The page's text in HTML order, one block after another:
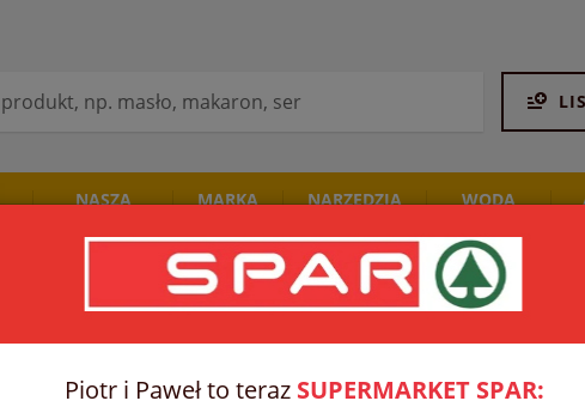
NASZA MARKA NARZĘDZIA WODA
Piotr i Paweł to teraz SUPERMARKET SPAR: